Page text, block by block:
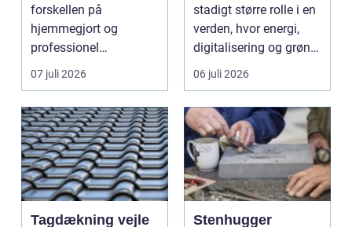
forskellen på
hjemmegjort og
professionel
vinduespudsning, nå...
07 juli 2026
stadigt større rolle i en
verden, hvor energi,
digitalisering og grøn
omsti...
06 juli 2026
Tagdækning vejle
Stenhugger